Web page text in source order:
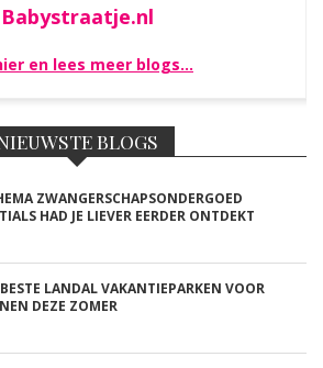
Babystraatje.nl
en lees meer blogs…
BLOGS
ZWANGERSCHAPSONDERGOED
HAD JE LIEVER EERDER ONTDEKT
LANDAL VAKANTIEPARKEN VOOR
DEZE ZOMER